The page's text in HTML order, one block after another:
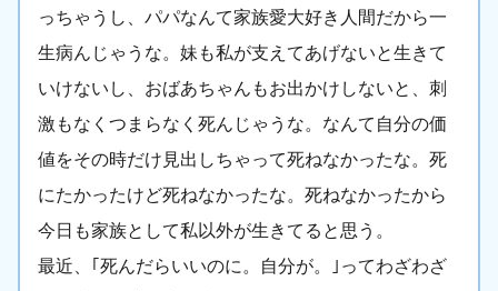
っちゃうし、パパなんて家族愛大好き人間だから一
生病んじゃうな。妹も私が支えてあげないと生きて
いけないし、おばあちゃんもお出かけしないと、刺
激もなくつまらなく死んじゃうな。なんて自分の価
値をその時だけ見出しちゃって死ねなかったな。死
にたかったけど死ねなかったな。死ねなかったから
今日も家族として私以外が生きてると思う。
最近、｢死んだらいいのに。自分が。｣ってわざわざ